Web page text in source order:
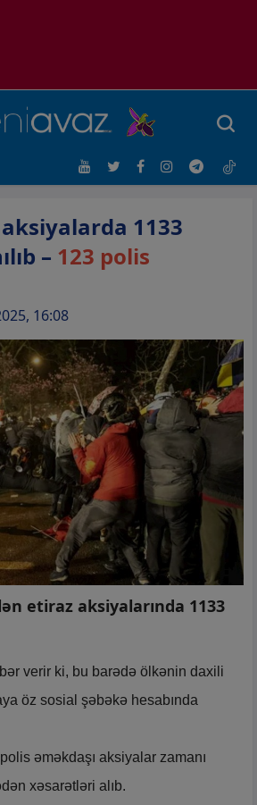
1133
– 123 polis
16:08
etiraz aksiyalarında 1133
verir ki, bu barədə ölkənin daxili
öz sosial şəbəkə hesabında
əməkdaşı aksiyalar zamanı
xəsarətləri alıb.